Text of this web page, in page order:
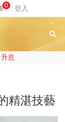
0
升息
精湛技藝